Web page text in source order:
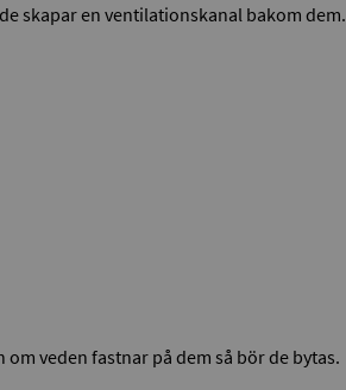
skapar en ventilationskanal bakom dem.
veden fastnar på dem så bör de bytas.